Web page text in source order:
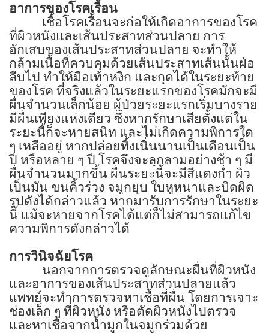
อาการของโรคเรื้อน
เชื้อโรคเรื้อนจะก่อให้เกิดอาการของโรค
ที่ผิวหนังและเส้นประสาทส่วนปลาย การ
อักเสบของเส้นประสาทส่วนปลาย จะทำให้
กล้ามเนื้อที่ควบคุมด้วยเส้นประสาทเส้นนั้นฝ่อ
ลีบไป ทำให้มือเท้าหงิก และกุดได้ในระยะท้าย
ของโรค ที่จริงแล้วในระยะแรกของโรคมักจะมี
ผื่นจำนวนเล็กน้อย ผู้ป่วยระยะแรกเริ่มบางราย
มีผื่นเพียงแห่งเดียว ซึ่งหากรักษาเสียตั้งแต่ใน
ระยะนี้ก็จะหายสนิท และไม่เกิดความพิการใด
ๆ เหลืออยู่ หากปล่อยทิ้งเนิ่นนานเป็นเดือนเป็น
ปี หรือหลาย ๆ ปี โรคจึงจะลุกลามอย่างช้า ๆ มี
ผื่นจำนวนมากขึ้น ผื่นระยะนี้จะมีสีแดงก่ำ ผิว
เป็นมัน ขนคิ้วร่วง จมูกยุบ ใบหูหนาและบิดผิด
รูปดังได้กล่าวแล้ว หากมารับการรักษาในระยะ
นี้ แม้จะหายจากโรคได้แต่ก็ไม่สามารถแก้ไข
ความพิการดังกล่าวได้
การวินิจฉัยโรค
นอกจากการตรวจดูลักษณะผื่นที่ผิวหนัง
และอาการของเส้นประสาทส่วนปลายแล้ว
แพทย์จะทำการตรวจหาเชื้อที่ผื่น โดยการเจาะ
ช่องเล็ก ๆ ที่ผิวหนัง หรือตัดผิวหนังไปตรวจ
และหาเชื้อจากน้ำมูกในจมูกร่วมด้วย